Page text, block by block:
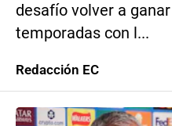
desafío volver a
temporadas con l...
Redacción EC